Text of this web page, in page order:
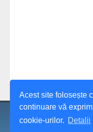
Acest site folosește
continuare vă
cookie-urilor. Detalii
© 1991 - 2026
Juridiques,